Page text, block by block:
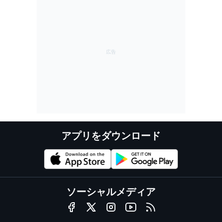
アプリをダウンロード
ソーシャルメディア